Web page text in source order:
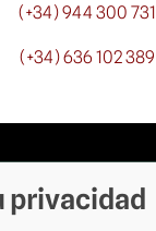
(+34) 944 300 731
(+34) 636 102 389
Aviso legal
privacidad